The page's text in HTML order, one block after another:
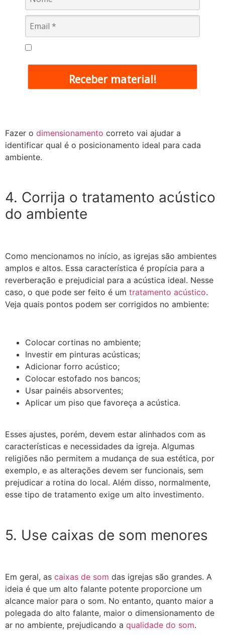
Receber material!
Fazer o dimensionamento correto vai ajudar a
identificar qual é o posicionamento ideal para cada
ambiente.
4. Corrija o tratamento acústico
do ambiente
Como mencionamos no início, as igrejas são ambientes
amplos e altos. Essa característica é propícia para a
reverberação e prejudicial para a acústica ideal. Nesse
caso, o que pode ser feito é um tratamento acústico.
Veja quais pontos podem ser corrigidos no ambiente:
Colocar cortinas no ambiente;
Investir em pinturas acústicas;
Adicionar forro acústico;
Colocar estofado nos bancos;
Usar painéis absorventes;
Aplicar um piso que favoreça a acústica.
Esses ajustes, porém, devem estar alinhados com as
características e necessidades da igreja. Algumas
religiões não permitem a mudança de sua estética, por
exemplo, e as alterações devem ser funcionais, sem
prejudicar a rotina do local. Além disso, normalmente,
esse tipo de tratamento exige um alto investimento.
5. Use caixas de som menores
Em geral, as caixas de som das igrejas são grandes. A
ideia é que um alto falante potente proporcione um
alcance maior para o som. No entanto, quanto maior a
polegada do alto falante, maior o dimensionamento de
ar no ambiente, prejudicando a qualidade do som.